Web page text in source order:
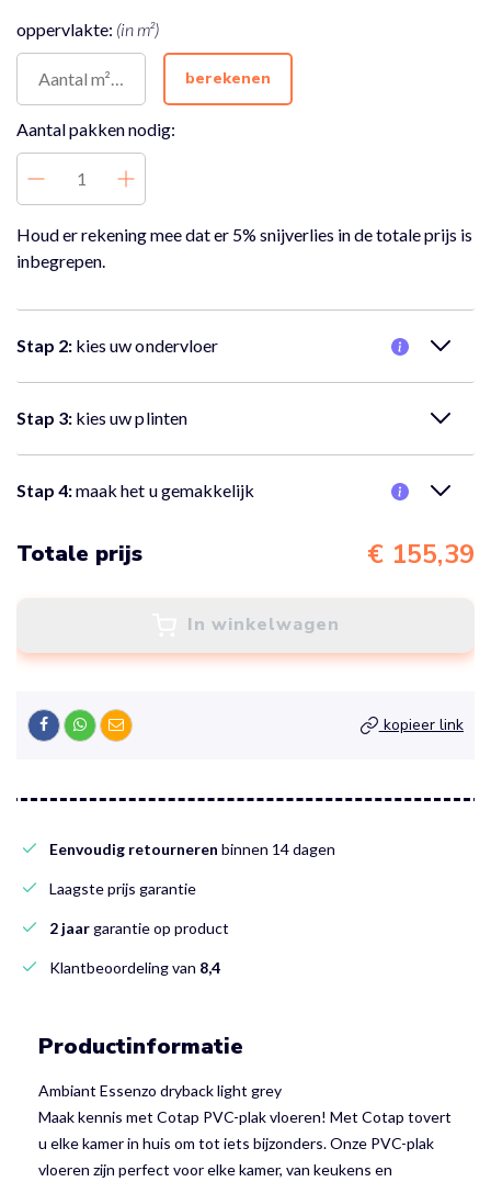
oppervlakte: (in m²)
berekenen
Aantal pakken nodig:
Houd er rekening mee dat er 5% snijverlies in de totale prijs is
inbegrepen.
Stap 2: kies uw ondervloer
Stap 3: kies uw plinten
Stap 4:maak het u gemakkelijk
Totale prijs € 155,39
In winkelwagen
kopieer link
Eenvoudig retourneren binnen 14 dagen
Laagste prijs garantie
2 jaargarantie op product
Klantbeoordeling van 8,4
Productinformatie
Ambiant Essenzo dryback light grey
Maak kennis met Cotap PVC-plak vloeren! Met Cotap tovert
u elke kamer in huis om tot iets bijzonders. Onze PVC-plak
vloeren zijn perfect voor elke kamer, van keukens en